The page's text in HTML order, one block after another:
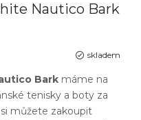
Nautico Bark
skladem
Bark máme na
tenisky a boty za
můžete zakoupit